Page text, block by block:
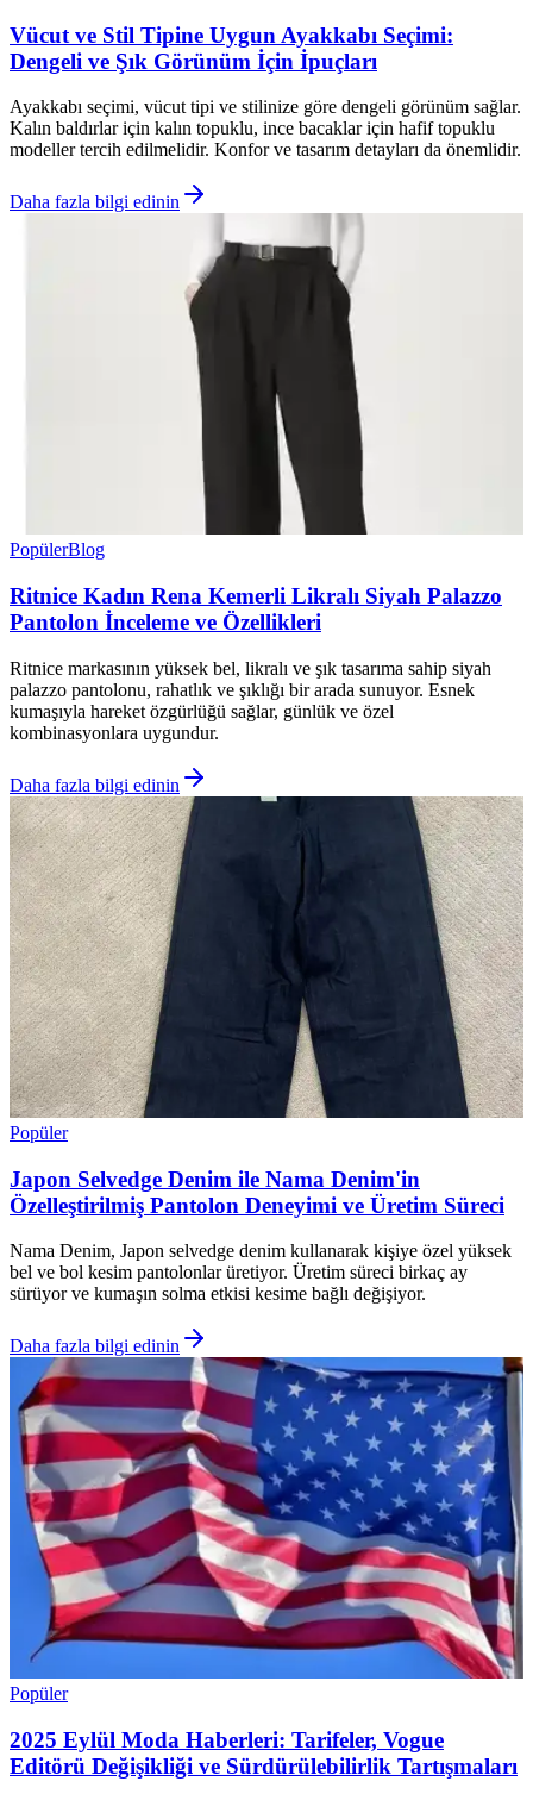
Vücut ve Stil Tipine Uygun Ayakkabı Seçimi:
Dengeli ve Şık Görünüm İçin İpuçları
Ayakkabı seçimi, vücut tipi ve stilinize göre dengeli görünüm sağlar.
Kalın baldırlar için kalın topuklu, ince bacaklar için hafif topuklu
modeller tercih edilmelidir. Konfor ve tasarım detayları da önemlidir.
Daha fazla bilgi edinin
PopülerBlog
Ritnice Kadın Rena Kemerli Likralı Siyah Palazzo
Pantolon İnceleme ve Özellikleri
Ritnice markasının yüksek bel, likralı ve şık tasarıma sahip siyah
palazzo pantolonu, rahatlık ve şıklığı bir arada sunuyor. Esnek
kumaşıyla hareket özgürlüğü sağlar, günlük ve özel
kombinasyonlara uygundur.
Daha fazla bilgi edinin
Popüler
Japon Selvedge Denim ile Nama Denim'in
Özelleştirilmiş Pantolon Deneyimi ve Üretim Süreci
Nama Denim, Japon selvedge denim kullanarak kişiye özel yüksek
bel ve bol kesim pantolonlar üretiyor. Üretim süreci birkaç ay
sürüyor ve kumaşın solma etkisi kesime bağlı değişiyor.
Daha fazla bilgi edinin
Popüler
2025 Eylül Moda Haberleri: Tarifeler, Vogue
Editörü Değişikliği ve Sürdürülebilirlik Tartışmaları